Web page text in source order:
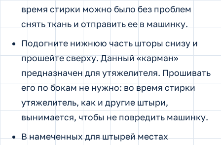
время стирки можно было без проблем
снять ткань и отправить ее в машинку.
Подогните нижнюю часть шторы снизу и
прошейте сверху. Данный «карман»
предназначен для утяжелителя. Прошивать
его по бокам не нужно: во время стирки
утяжелитель, как и другие штыри,
вынимается, чтобы не повредить машинку.
В намеченных для штырей местах